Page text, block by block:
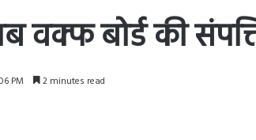
बोर्ड की
PM 2 minutes read